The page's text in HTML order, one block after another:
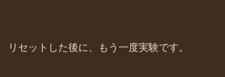
リセットした後に、もう一度実験です。